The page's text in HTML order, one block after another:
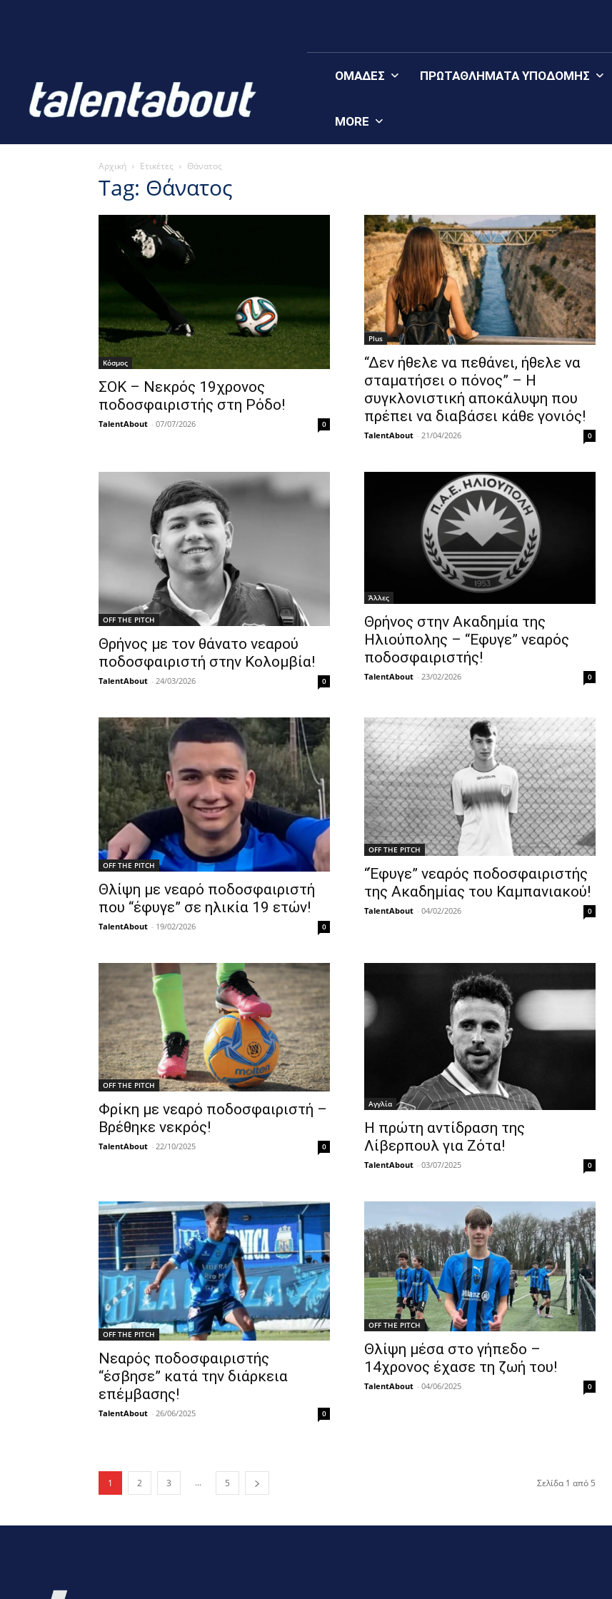
ΟΜΆΔΕΣ ΠΡΩΤΑΘΛΉΜΑΤΑ YΠΟΔΟΜΉΣ
MORE
Αρχική Ετικέτες Θάνατος
Tag: Θάνατος
Κόσμος
ΣΟΚ – Νεκρός 19χρονος
ποδοσφαιριστής στη Ρόδο!
TalentAbout - 07/07/2026 0
Plus
“Δεν ήθελε να πεθάνει, ήθελε να
σταματήσει ο πόνος” – Η
συγκλονιστική αποκάλυψη που
πρέπει να διαβάσει κάθε γονιός!
TalentAbout - 21/04/2026 0
OFF THE PITCH
Θρήνος με τον θάνατο νεαρού
ποδοσφαιριστή στην Κολομβία!
TalentAbout - 24/03/2026 0
Άλλες
Θρήνος στην Ακαδημία της
Ηλιούπολης – “Εφυγε” νεαρός
ποδοσφαιριστής!
TalentAbout - 23/02/2026 0
OFF THE PITCH
Θλίψη με νεαρό ποδοσφαιριστή
που “έφυγε” σε ηλικία 19 ετών!
TalentAbout - 19/02/2026 0
OFF THE PITCH
“Έφυγε” νεαρός ποδοσφαιριστής
της Ακαδημίας του Καμπανιακού!
TalentAbout - 04/02/2026 0
OFF THE PITCH
Φρίκη με νεαρό ποδοσφαιριστή –
Βρέθηκε νεκρός!
TalentAbout - 22/10/2025 0
Αγγλία
Η πρώτη αντίδραση της
Λίβερπουλ για Ζότα!
TalentAbout - 03/07/2025 0
OFF THE PITCH
Νεαρός ποδοσφαιριστής
“έσβησε” κατά την διάρκεια
επέμβασης!
TalentAbout - 26/06/2025 0
OFF THE PITCH
Θλίψη μέσα στο γήπεδο –
14χρονος έχασε τη ζωή του!
TalentAbout - 04/06/2025 0
1 2 3 ... 5 Σελίδα 1 από 5